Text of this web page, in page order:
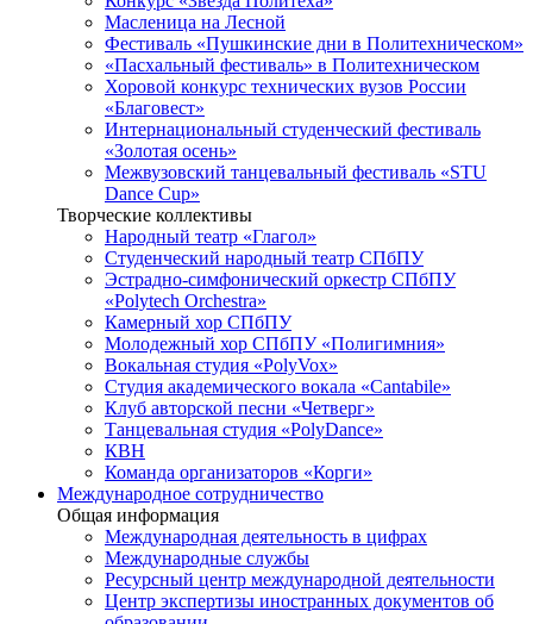
Масленица на Лесной
Фестиваль «Пушкинские дни в Политехническом»
«Пасхальный фестиваль» в Политехническом
Хоровой конкурс технических вузов России
«Благовест»
Интернациональный студенческий фестиваль
«Золотая осень»
Межвузовский танцевальный фестиваль «STU
Dance Cup»
Творческие коллективы
Народный театр «Глагол»
Студенческий народный театр СПбПУ
Эстрадно-симфонический оркестр СПбПУ
«Polytech Orchestra»
Камерный хор СПбПУ
Молодежный хор СПбПУ «Полигимния»
Вокальная студия «PolyVox»
Студия академического вокала «Cantabile»
Клуб авторской песни «Четверг»
Танцевальная студия «PolyDance»
КВН
Команда организаторов «Корги»
Международное сотрудничество
Общая информация
Международная деятельность в цифрах
Международные службы
Ресурсный центр международной деятельности
Центр экспертизы иностранных документов об